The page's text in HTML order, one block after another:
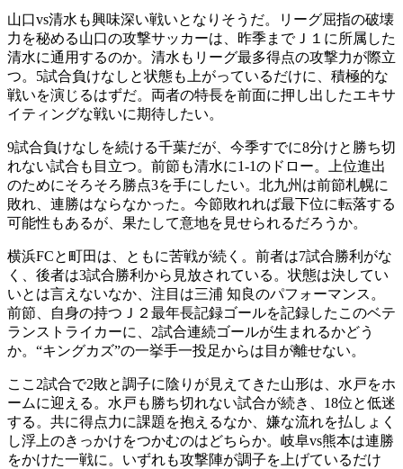
山口vs清水も興味深い戦いとなりそうだ。リーグ屈指の破壊
力を秘める山口の攻撃サッカーは、昨季までＪ１に所属した
清水に通用するのか。清水もリーグ最多得点の攻撃力が際立
つ。5試合負けなしと状態も上がっているだけに、積極的な
戦いを演じるはずだ。両者の特長を前面に押し出したエキサ
イティングな戦いに期待したい。
9試合負けなしを続ける千葉だが、今季すでに8分けと勝ち切
れない試合も目立つ。前節も清水に1-1のドロー。上位進出
のためにそろそろ勝点3を手にしたい。北九州は前節札幌に
敗れ、連勝はならなかった。今節敗れれば最下位に転落する
可能性もあるが、果たして意地を見せられるだろうか。
横浜FCと町田は、ともに苦戦が続く。前者は7試合勝利がな
く、後者は3試合勝利から見放されている。状態は決してい
いとは言えないなか、注目は三浦 知良のパフォーマンス。
前節、自身の持つＪ２最年長記録ゴールを記録したこのベテ
ランストライカーに、2試合連続ゴールが生まれるかどう
か。“キングカズ”の一挙手一投足からは目が離せない。
ここ2試合で2敗と調子に陰りが見えてきた山形は、水戸をホ
ームに迎える。水戸も勝ち切れない試合が続き、18位と低迷
する。共に得点力に課題を抱えるなか、嫌な流れを払しょく
し浮上のきっかけをつかむのはどちらか。岐阜vs熊本は連勝
をかけた一戦に。いずれも攻撃陣が調子を上げているだけ